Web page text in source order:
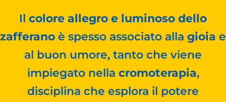
Il colore allegro e luminoso dello
zafferano è spesso associato alla gioia e
al buon umore, tanto che viene
impiegato nella cromoterapia,
disciplina che esplora il potere